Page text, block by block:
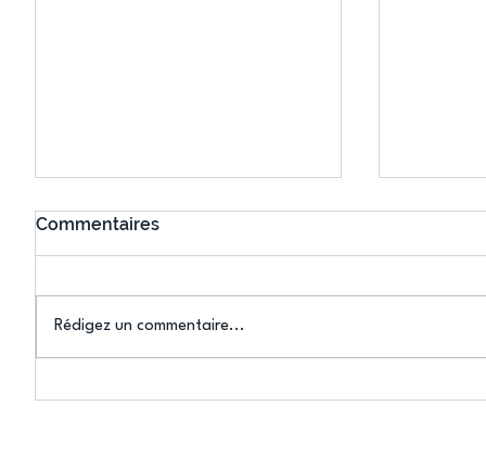
Commentaires
Rédigez un commentaire...